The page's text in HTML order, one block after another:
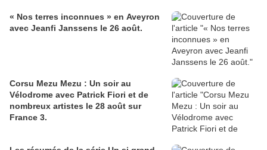
« Nos terres inconnues » en Aveyron
avec Jeanfi Janssens le 26 août.
Corsu Mezu Mezu : Un soir au
Vélodrome avec Patrick Fiori et de
nombreux artistes le 28 août sur
France 3.